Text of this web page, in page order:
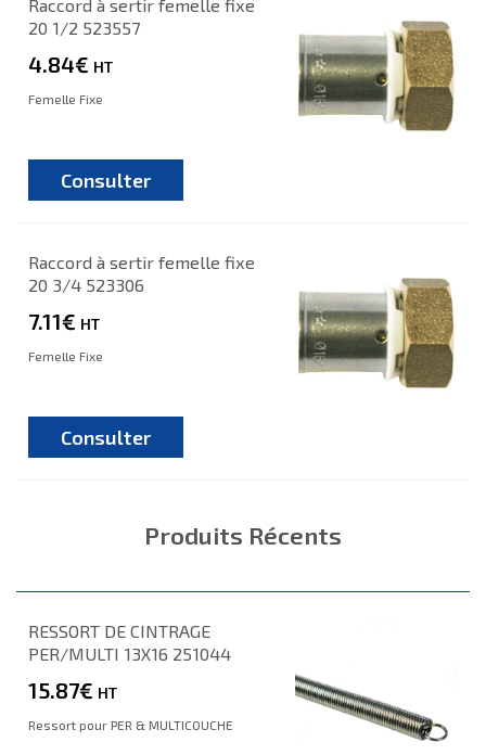
Raccord à sertir femelle fixe
20 1/2 523557
4.84€ HT
Femelle Fixe
Consulter
Raccord à sertir femelle fixe
20 3/4 523306
7.11€ HT
Femelle Fixe
Consulter
Produits Récents
RESSORT DE CINTRAGE
PER/MULTI 13X16 251044
15.87€ HT
Ressort pour PER & MULTICOUCHE